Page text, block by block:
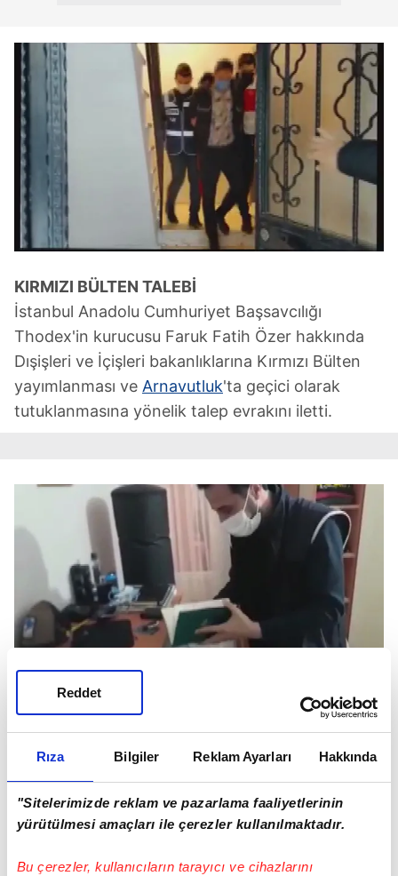
Rıza Bilgiler Reklam Ayarları Hakkında
"Sitelerimizde reklam ve pazarlama faaliyetlerinin
yürütülmesi amaçları ile çerezler kullanılmaktadır.
Bu çerezler, kullanıcıların tarayıcı ve cihazlarını
Reddet
KIRMIZI BÜLTEN TALEBİ
İstanbul Anadolu Cumhuriyet Başsavcılığı
Thodex'in kurucusu Faruk Fatih Özer hakkında
Dışişleri ve İçişleri bakanlıklarına Kırmızı Bülten
yayımlanması ve Arnavutluk'ta geçici olarak
tutuklanmasına yönelik talep evrakını iletti.
Fatih Faruk Özer'in kırmızı bültenle aranması ve
Arnavutluk'tan iadesi için işlem başlattı.